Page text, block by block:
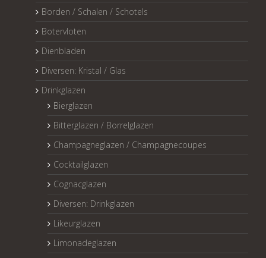
Borden / Schalen / Schotels
Botervloten
Dienbladen
Diversen: Kristal / Glas
Drinkglazen
Bierglazen
Bitterglazen / Borrelglazen
Champagneglazen / Champagnecoupes
Cocktailglazen
Cognacglazen
Diversen: Drinkglazen
Likeurglazen
Limonadeglazen